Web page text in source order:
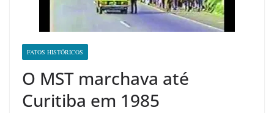
FATOS HISTÓRICOS
O MST marchava até
Curitiba em 1985